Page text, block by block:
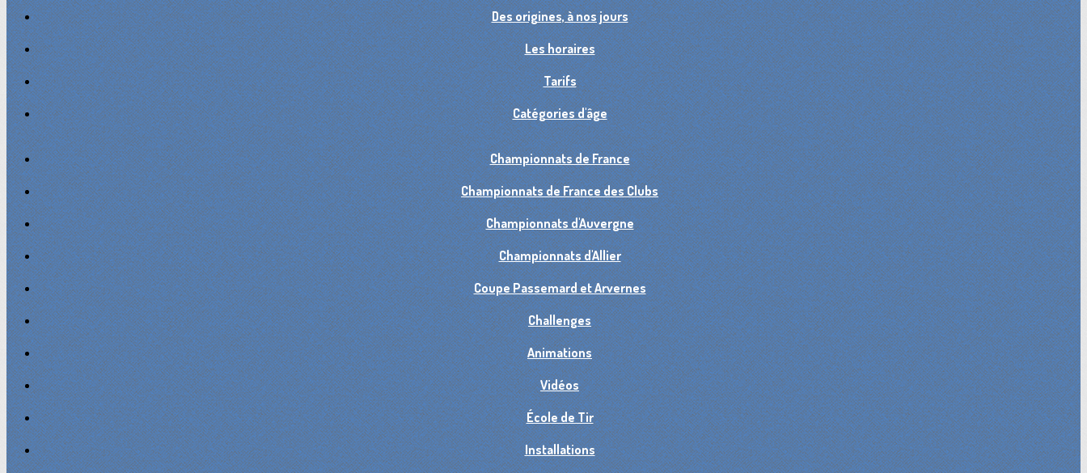
Des origines, à nos jours
Les horaires
Tarifs
Catégories d'âge
Championnats de France
Championnats de France des Clubs
Championnats d'Auvergne
Championnats d'Allier
Coupe Passemard et Arvernes
Challenges
Animations
Vidéos
École de Tir
Installations